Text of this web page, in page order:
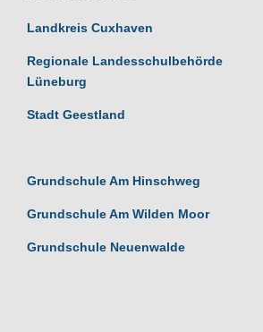
Landkreis Cuxhaven
Regionale Landesschulbehörde
Lüneburg
Stadt Geestland
Grundschule Am Hinschweg
Grundschule Am Wilden Moor
Grundschule Neuenwalde